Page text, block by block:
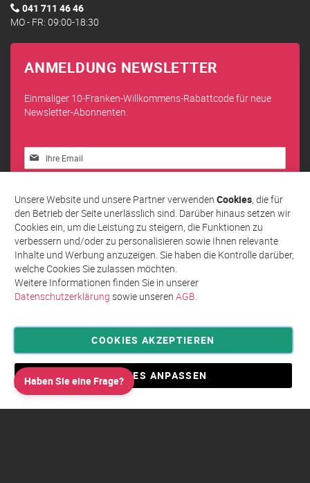
041 711 46 46
MO - FR: 09:00-18:30
ANMELDUNG NEWSLETTER
Einmaliger 10-Franken-Willkommens-Rabattcode für neue
Newsletter-Abonnenten.
Melden
Sie
unseren
Newsletter
an:
Abonnieren
Privatsphäre und Datenschutz
Allgemeine Geschäftsbedingungen AGB
Impressum
Haben Sie eine Frage?
Unsere Website und unsere Partner verwenden Cookies, die für
den Betrieb der Seite unerlässlich sind. Darüber hinaus setzen wir
Cookies ein, um die Leistung zu steigern, die Funktionen zu
verbessern und/oder zu personalisieren sowie Ihnen relevante
Inhalte und Werbung anzuzeigen. Sie haben die Kontrolle darüber,
welche Cookies Sie zulassen möchten.
Weitere Informationen finden Sie in unserer
Datenschutzerklärung sowie unseren AGB.
COOKIES AKZEPTIEREN
COOKIES ANPASSEN